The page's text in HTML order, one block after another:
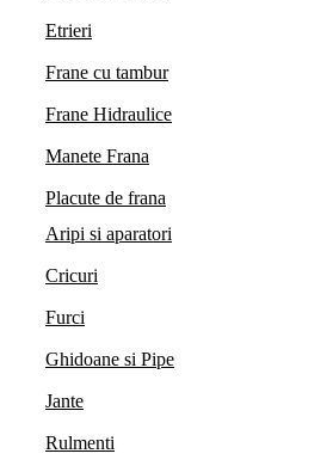
Etrieri
Frane cu tambur
Frane Hidraulice
Manete Frana
Placute de frana
Aripi si aparatori
Cricuri
Furci
Ghidoane si Pipe
Jante
Rulmenti